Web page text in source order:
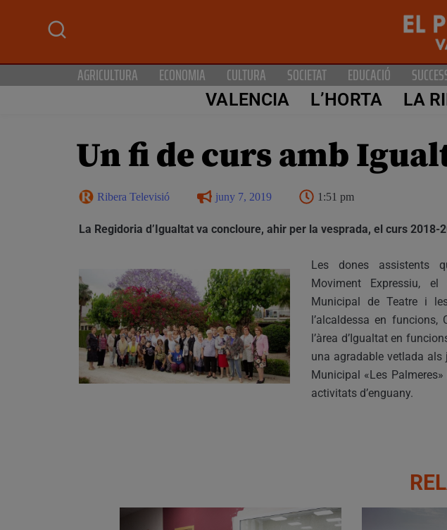
AGRICULTURA ECONOMIA CULTURA SOCIETAT EDUCACIÓ
VALENCIA L’HORTA LA
Un fi de curs amb
Ribera Televisió juny 7, 2019 1:51 pm
La Regidoria d’Igualtat va concloure, ahir per la vesprada, el curs 2018-
Les dones assistents
Moviment Expressiu,
Municipal de Teatre i
l’alcaldessa en
l’àrea d’Igualtat en
una agradable vetlada als
Municipal «Les
activitats d’enguany.